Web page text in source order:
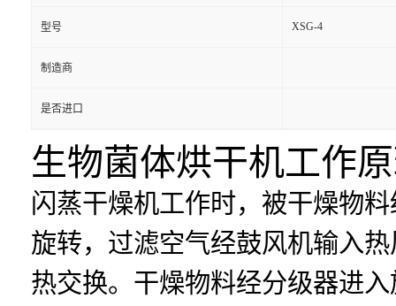
型号 XSG-4
制造商
是否进口
生物菌体烘干机工作
闪蒸干燥机工作时，被干燥物
旋转，过滤空气经鼓风机输入
热交换。干燥物料经分级器进